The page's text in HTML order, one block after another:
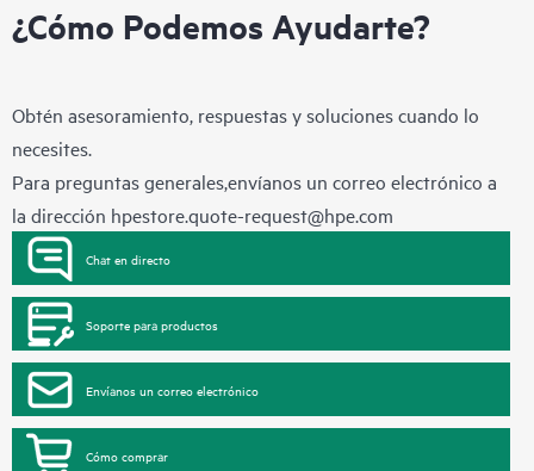
¿Cómo Podemos Ayudarte?
Obtén asesoramiento, respuestas y soluciones cuando lo
necesites.
Para preguntas generales,envíanos un correo electrónico a
la dirección hpestore.quote-request@hpe.com
Chat en directo
Soporte para productos
Envíanos un correo electrónico
Cómo comprar